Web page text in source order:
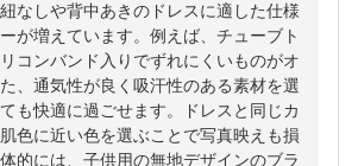
なしや背中あきのドレスに適した仕様
が増えています。例えば、チューブト
コンバンド入りでずれにくいものがオ
、通気性が良く吸汗性のある素材を選
も快適に過ごせます。ドレスと同じカ
色に近い色を選ぶことで写真映えも損
的には、子供用の無地デザインのブラ